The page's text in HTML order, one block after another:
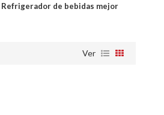
Refrigerador de bebidas mejor
Ver